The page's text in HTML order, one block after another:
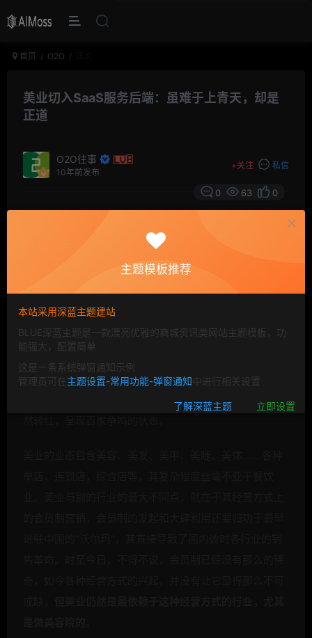
首页 O2O
美业切入SaaS服务后端：虽难于上青天，却是
正道
O2O往事
10年前发布
+关注 私信
0 63 0
美业O2O+互联网之战，这些年一直在如火如荼的进
行着，无论是主打2C流量入口的诸如新美大丽人频道，还
是被诟病为伪命题的上门到家服务，似乎都没有从商户后
端切入的SaaS服务看上去那么靠谱。
当2014年餐饮O2O平台战场一片火红的时候，美业就像个
一行的成功倒逼了，也未见有哪家特别优秀的服务商冒
头。然而，今时不同往日，短短两年时间，这片蓝海已悄
主题模板推荐
本站采用深蓝主题建站
BLUE深蓝主题是一款漂亮优雅的商城资讯类网站主题模板，功
能强大，配置简单
这是一条系统弹窗通知示例
管理员可在主题设置-常用功能-弹窗通知中进行相关设置
了解深蓝主题 立即设置